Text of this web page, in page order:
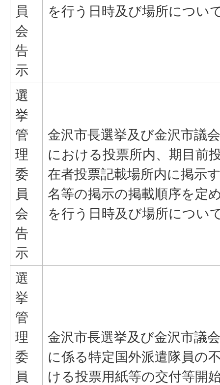
員
会
告
示
を行う日時及び場所につい
選
挙
管
理
委
員
会
告
示
金沢市長選挙及び金沢市議
における投票所内、期目前
在者投票記載場所内に掲示
名等の掲示の掲載順序を定
を行う日時及び場所につい
選
挙
管
理
委
員
金沢市長選挙及び金沢市議
に係る特定国外派遣隊員の
ける投票用紙等の交付等開